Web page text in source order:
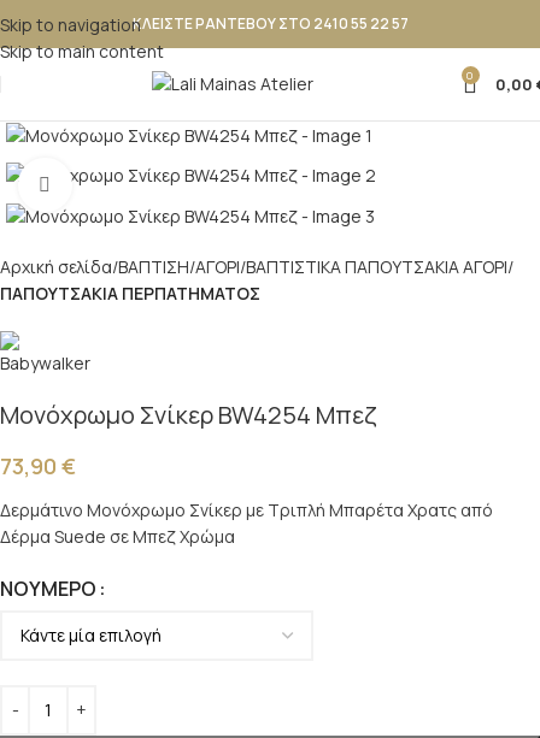
Skip to navigation
Skip to main content
ΚΛΕΙΣΤΕ ΡΑΝΤΕΒΟΥ ΣΤΟ 2410 55 22 57
0 0,00
Κλικ για μεγέθυνση
Αρχική σελίδα ΒΑΠΤΙΣΗ ΑΓΟΡΙ ΒΑΠΤΙΣΤΙΚΑ ΠΑΠΟΥΤΣAKIA ΑΓΟΡΙ
ΠΑΠΟΥΤΣΑΚΙΑ ΠΕΡΠΑΤΗΜΑΤΟΣ
Mονόχρωμο Σνίκερ BW4254 Μπεζ
73,90 €
Δερμάτινο Mονόχρωμο Σνίκερ με Τριπλή Μπαρέτα Χρατς από
Δέρμα Suede σε Μπεζ Χρώμα
ΝΟΎΜΕΡΟ